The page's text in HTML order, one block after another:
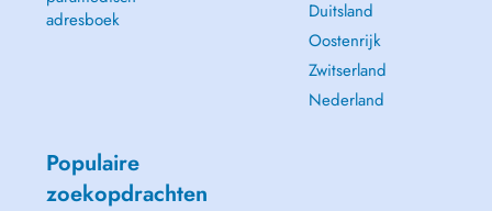
adresboek
Duitsland
Oostenrijk
Zwitserland
Nederland
Populaire
zoekopdrachten